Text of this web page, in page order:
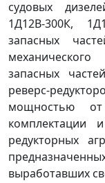
судовых
1Д12В-300К,
запасных
запасных
реверс-
мощностью
комплектации
редукторных
выработавших